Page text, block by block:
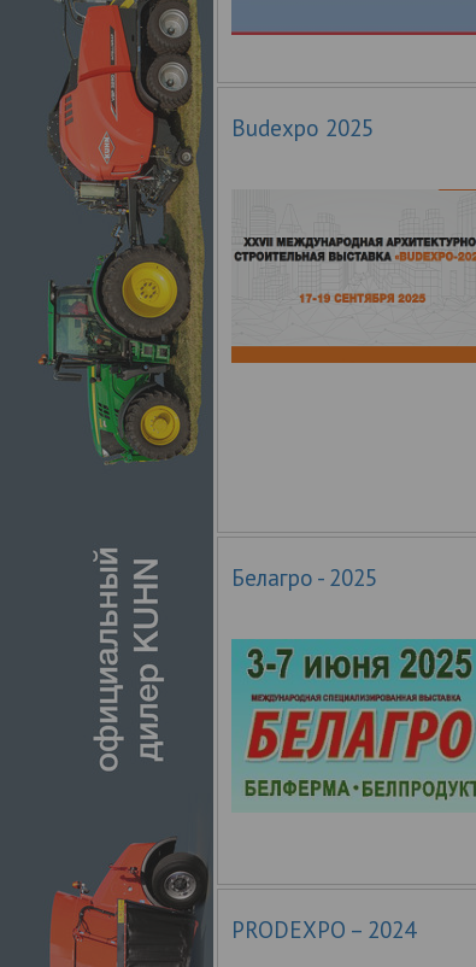
Budexpo 2025
Белагро - 2025
PRODEXPO – 2024